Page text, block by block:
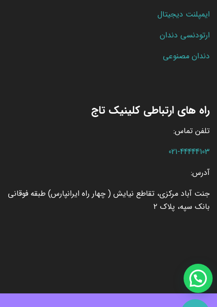
ایمپلنت دیجیتال
ارتودنسی دندان
دندان مصنوعی
راه های ارتباطی کلینیک تاج
تلفن تماس:
021-44444103
آدرس:
جنت آباد مرکزی، تقاطع نیایش ( چهار راه ایرانپارس) طبقه فوقانی
بانک سپه، پلاک ۲